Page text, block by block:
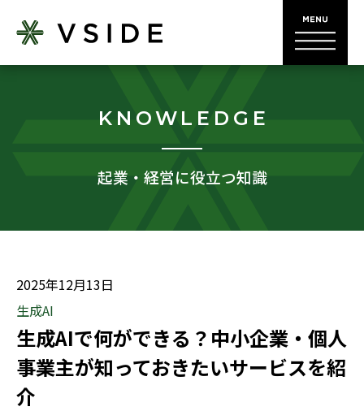
KNOWLEDGE
起業・経営に役立つ知識
2025年12月13日
生成AI
生成AIで何ができる？中小企業・個人
事業主が知っておきたいサービスを紹
介